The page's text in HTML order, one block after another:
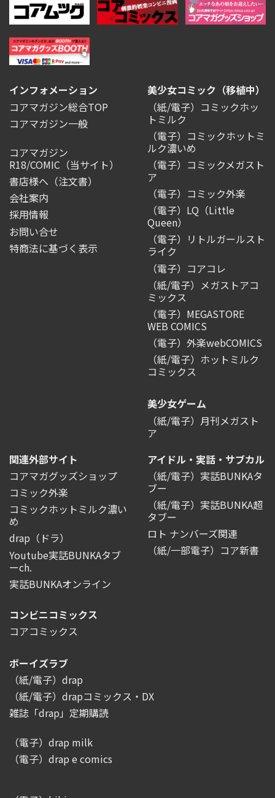
インフォメーション
コアマガジン総合TOP
コアマガジン一般
コアマガジン
R18/COMIC （当サイト）
書店様へ（注文書）
会社案内
採用情報
お問い合せ
特商法に基づく表示
美少女コミック（移植中）
（紙/電子）コミックホッ
トミルク
（電子）コミックホットミ
ルク濃いめ
（電子）コミックメガスト
ア
（電子）コミック外楽
（電子）LQ（Little
Queen）
（電子）リトルガールスト
ライク
（電子）コアコレ
（紙/電子）メガストアコ
ミックス
（電子）MEGASTORE
WEB COMICS
（電子）外楽webCOMICS
（紙/電子）ホットミルク
コミックス
美少女ゲーム
（紙/電子）月刊メガスト
ア
関連外部サイト
コアマガグッズショップ
コミック外楽
コミックホットミルク濃い
め
drap（ドラ）
Youtube実話BUNKAタブ
ーch.
実話BUNKAオンライン
アイドル・実話・サブカル
（紙/電子）実話BUNKAタ
ブー
（紙/電子）実話BUNKA超
タブー
ロト ナンバーズ関連
（紙/一部電子）コア新書
コンビニコミックス
コアコミックス
ボーイズラブ
（紙/電子）drap
（紙/電子）drapコミックス・DX
雑誌「drap」定期購読
（電子）drap milk
（電子）drap e comics